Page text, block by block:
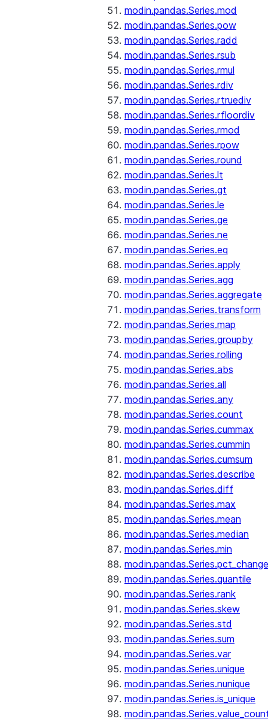
modin.pandas.Series.mod
modin.pandas.Series.pow
modin.pandas.Series.radd
modin.pandas.Series.rsub
modin.pandas.Series.rmul
modin.pandas.Series.rdiv
modin.pandas.Series.rtruediv
modin.pandas.Series.rfloordiv
modin.pandas.Series.rmod
modin.pandas.Series.rpow
modin.pandas.Series.round
modin.pandas.Series.lt
modin.pandas.Series.gt
modin.pandas.Series.le
modin.pandas.Series.ge
modin.pandas.Series.ne
modin.pandas.Series.eq
modin.pandas.Series.apply
modin.pandas.Series.agg
modin.pandas.Series.aggregate
modin.pandas.Series.transform
modin.pandas.Series.map
modin.pandas.Series.groupby
modin.pandas.Series.rolling
modin.pandas.Series.abs
modin.pandas.Series.all
modin.pandas.Series.any
modin.pandas.Series.count
modin.pandas.Series.cummax
modin.pandas.Series.cummin
modin.pandas.Series.cumsum
modin.pandas.Series.describe
modin.pandas.Series.diff
modin.pandas.Series.max
modin.pandas.Series.mean
modin.pandas.Series.median
modin.pandas.Series.min
modin.pandas.Series.pct_change
modin.pandas.Series.quantile
modin.pandas.Series.rank
modin.pandas.Series.skew
modin.pandas.Series.std
modin.pandas.Series.sum
modin.pandas.Series.var
modin.pandas.Series.unique
modin.pandas.Series.nunique
modin.pandas.Series.is_unique